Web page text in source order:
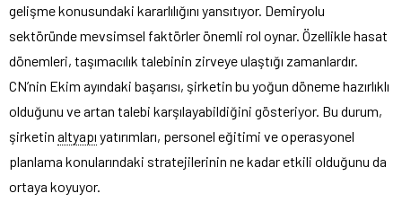
gelişme konusundaki kararlılığını yansıtıyor. Demiryolu
sektöründe mevsimsel faktörler önemli rol oynar. Özellikle hasat
dönemleri, taşımacılık talebinin zirveye ulaştığı zamanlardır.
CN’nin Ekim ayındaki başarısı, şirketin bu yoğun döneme hazırlıklı
olduğunu ve artan talebi karşılayabildiğini gösteriyor. Bu durum,
şirketin altyapı yatırımları, personel eğitimi ve operasyonel
planlama konularındaki stratejilerinin ne kadar etkili olduğunu da
ortaya koyuyor.